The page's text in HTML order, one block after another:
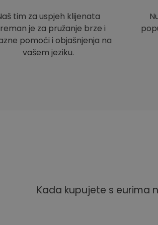
tim za uspjeh klijenata
je za pružanje brze i
pomoći i objašnjenja na
vašem jeziku.
Kada kupujete s eurima